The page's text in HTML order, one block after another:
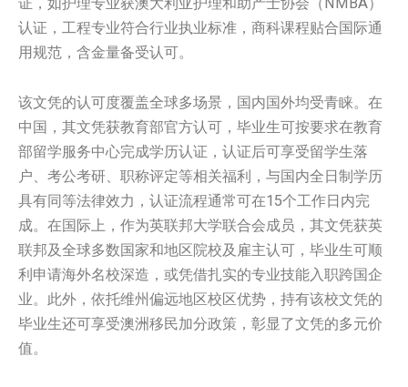
认证，工程专业符合行业执业标准，商科课程贴合国际通
用规范，含金量备受认可。
该文凭的认可度覆盖全球多场景，国内国外均受青睐。在
中国，其文凭获教育部官方认可，毕业生可按要求在教育
部留学服务中心完成学历认证，认证后可享受留学生落
户、考公考研、职称评定等相关福利，与国内全日制学历
具有同等法律效力，认证流程通常可在15个工作日内完
成。在国际上，作为英联邦大学联合会成员，其文凭获英
联邦及全球多数国家和地区院校及雇主认可，毕业生可顺
利申请海外名校深造，或凭借扎实的专业技能入职跨国企
业。此外，依托维州偏远地区校区优势，持有该校文凭的
毕业生还可享受澳洲移民加分政策，彰显了文凭的多元价
值。